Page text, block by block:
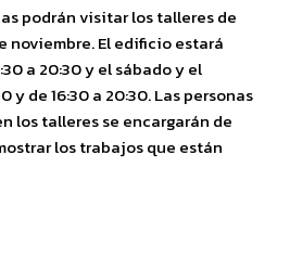
podrán visitar los talleres de
noviembre. El edificio estará
a 20:30 y el sábado y el
y de 16:30 a 20:30. Las personas
los talleres se encargarán de
los trabajos que están